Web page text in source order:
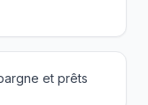
et prêts